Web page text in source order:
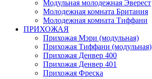
Модульная молодежная Эверест
Молодежная комната Британия
Молодежная комната Тиффани
ПРИХОЖАЯ
Прихожая Мэри (модульная)
Прихожая Тиффани (модульная)
Прихожая Денвер 400
Прихожая Денвер 401
Прихожая Фреска